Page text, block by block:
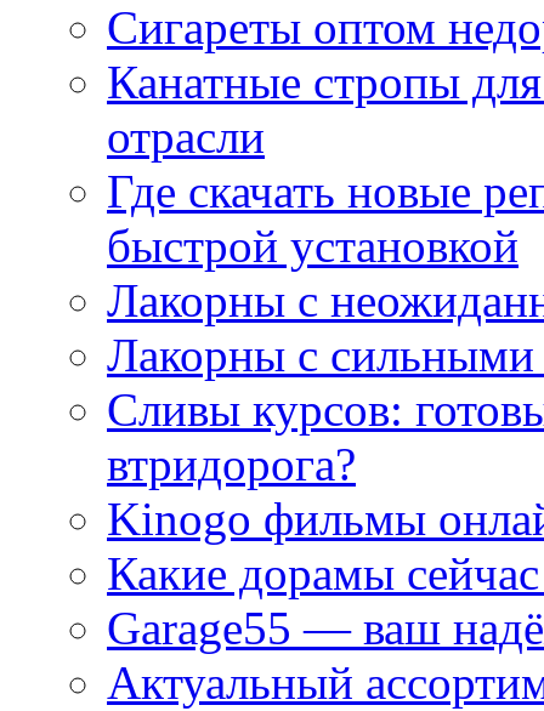
Сигареты оптом
Канатные стропы
отрасли
Где скачать новые
быстрой установкой
Лакорны с
Лакорны с сильными
Сливы курсов:
втридорога?
Kinogo фильмы
Какие дорамы
Garage55 — ваш
Актуальный